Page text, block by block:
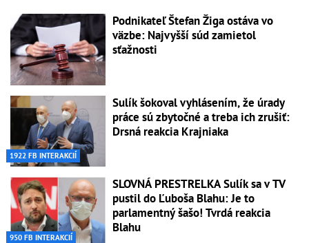
Podnikateľ Štefan Žiga ostáva vo
väzbe: Najvyšší súd zamietol
sťažnosti
1922 FB INTERAKCIÍ
Sulík šokoval vyhlásením, že úrady
práce sú zbytočné a treba ich zrušiť:
Drsná reakcia Krajniaka
950 FB INTERAKCIÍ
SLOVNÁ PRESTRELKA Sulík sa v TV
pustil do Ľuboša Blahu: Je to
parlamentný šašo! Tvrdá reakcia
Blahu